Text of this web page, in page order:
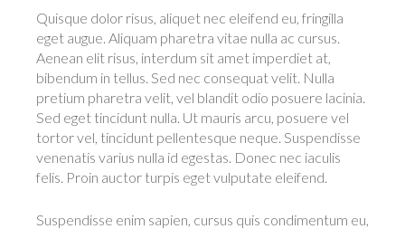
Quisque dolor risus, aliquet nec eleifend eu, fringilla
eget augue. Aliquam pharetra vitae nulla ac cursus.
Aenean elit risus, interdum sit amet imperdiet at,
bibendum in tellus. Sed nec consequat velit. Nulla
pretium pharetra velit, vel blandit odio posuere lacinia.
Sed eget tincidunt nulla. Ut mauris arcu, posuere vel
tortor vel, tincidunt pellentesque neque. Suspendisse
venenatis varius nulla id egestas. Donec nec iaculis
felis. Proin auctor turpis eget vulputate eleifend.
Suspendisse enim sapien, cursus quis condimentum eu,